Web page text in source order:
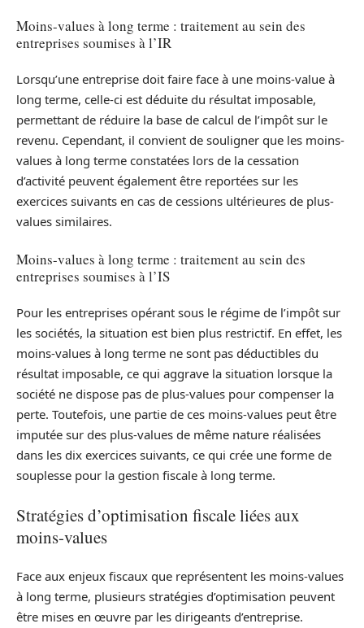
Moins-values à long terme : traitement au sein des
entreprises soumises à l’IR
Lorsqu’une entreprise doit faire face à une moins-value à
long terme, celle-ci est déduite du résultat imposable,
permettant de réduire la base de calcul de l’impôt sur le
revenu. Cependant, il convient de souligner que les moins-
values à long terme constatées lors de la cessation
d’activité peuvent également être reportées sur les
exercices suivants en cas de cessions ultérieures de plus-
values similaires.
Moins-values à long terme : traitement au sein des
entreprises soumises à l’IS
Pour les entreprises opérant sous le régime de l’impôt sur
les sociétés, la situation est bien plus restrictif. En effet, les
moins-values à long terme ne sont pas déductibles du
résultat imposable, ce qui aggrave la situation lorsque la
société ne dispose pas de plus-values pour compenser la
perte. Toutefois, une partie de ces moins-values peut être
imputée sur des plus-values de même nature réalisées
dans les dix exercices suivants, ce qui crée une forme de
souplesse pour la gestion fiscale à long terme.
Stratégies d’optimisation fiscale liées aux
moins-values
Face aux enjeux fiscaux que représentent les moins-values
à long terme, plusieurs stratégies d’optimisation peuvent
être mises en œuvre par les dirigeants d’entreprise.